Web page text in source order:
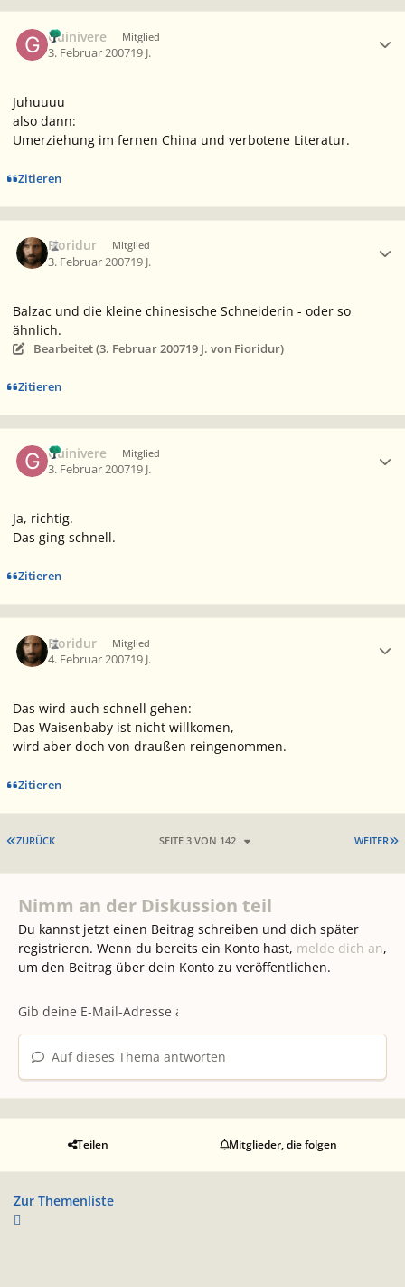
Guinivere Mitglied
3. Februar 200719 J.
Juhuuuu
also dann:
Umerziehung im fernen China und verbotene Literatur.
Zitieren
Fioridur Mitglied
3. Februar 200719 J.
Balzac und die kleine chinesische Schneiderin - oder so
ähnlich.
Bearbeitet (3. Februar 200719 J. von Fioridur)
Zitieren
Guinivere Mitglied
3. Februar 200719 J.
Ja, richtig.
Das ging schnell.
Zitieren
Fioridur Mitglied
4. Februar 200719 J.
Das wird auch schnell gehen:
Das Waisenbaby ist nicht willkomen,
wird aber doch von draußen reingenommen.
Zitieren
ERSTE SEITE
ZURÜCK WEITER
SEITE 3 VON 142
Nimm an der Diskussion teil
Du kannst jetzt einen Beitrag schreiben und dich später
registrieren. Wenn du bereits ein Konto hast, melde dich an,
um den Beitrag über dein Konto zu veröffentlichen.
Auf dieses Thema antworten
Teilen Mitglieder, die folgen
Zur Themenliste